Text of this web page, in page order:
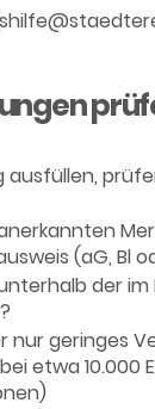
ausfüllen,
(aG, Bl
der
nur geringes
etwa 10.000